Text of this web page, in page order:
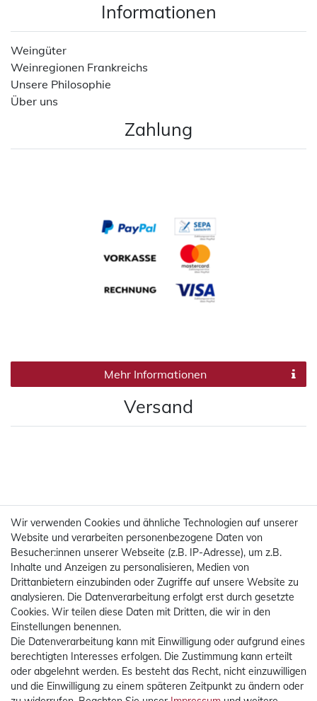
Informationen
Weingüter
Weinregionen Frankreichs
Unsere Philosophie
Über uns
Zahlung
Mehr Informationen
Versand
Mehr Informationen
Rechtliches
Wir verwenden Cookies und ähnliche Technologien auf unserer
Website und verarbeiten personenbezogene Daten von
Besucher:innen unserer Webseite (z.B. IP-Adresse), um z.B.
Inhalte und Anzeigen zu personalisieren, Medien von
Drittanbietern einzubinden oder Zugriffe auf unsere Website zu
analysieren. Die Datenverarbeitung erfolgt erst durch gesetzte
Cookies. Wir teilen diese Daten mit Dritten, die wir in den
Einstellungen benennen.
Die Datenverarbeitung kann mit Einwilligung oder aufgrund eines
berechtigten Interesses erfolgen. Die Zustimmung kann erteilt
oder abgelehnt werden. Es besteht das Recht, nicht einzuwilligen
und die Einwilligung zu einem späteren Zeitpunkt zu ändern oder